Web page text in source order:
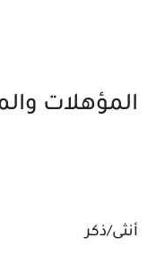
المؤهلات
أنثى/ذكر